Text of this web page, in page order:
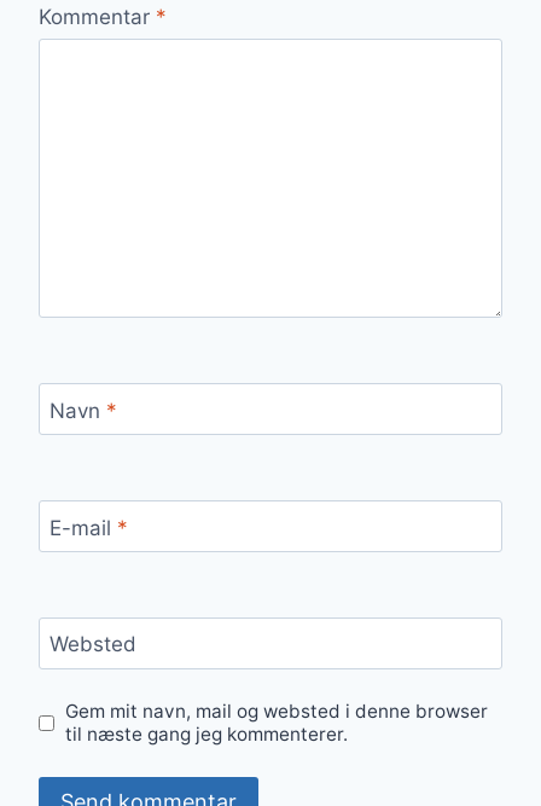
Kommentar *
Navn *
E-mail *
Websted
Gem mit navn, mail og websted i denne browser
til næste gang jeg kommenterer.